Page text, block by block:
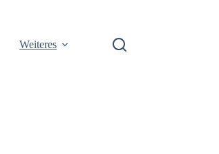
Weiteres